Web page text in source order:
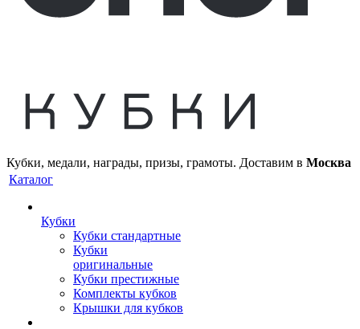
Кубки, медали, награды, призы, грамоты. Доставим в Москва
Каталог
Кубки
Кубки стандартные
Кубки
оригинальные
Кубки престижные
Комплекты кубков
Крышки для кубков